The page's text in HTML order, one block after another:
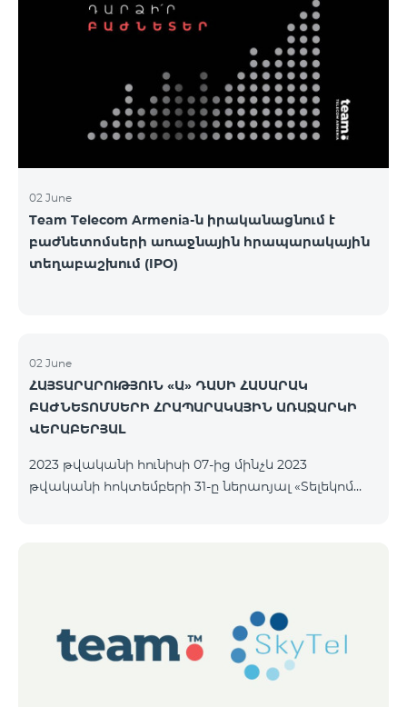
02 June
Team Telecom Armenia-ն իրականացնում է
բաժնետոմսերի առաջնային հրապարակային
տեղաբաշխում (IPO)
02 June
ՀԱՅՏԱՐԱՐՈՒԹՅՈՒՆ «Ա» ԴԱՍԻ ՀԱՍԱՐԱԿ
ԲԱԺՆԵՏՈՄՍԵՐԻ ՀՐԱՊԱՐԱԿԱՅԻՆ ԱՌԱՋԱՐԿԻ
ՎԵՐԱԲԵՐՅԱԼ
2023 թվականի հունիսի 07-ից մինչև 2023
թվականի հոկտեմբերի 31-ը ներառյալ «Տելեկոմ
«Ա» դասի հասարակ բաժնետոմսեր ՔԱՆԱԿԸ
40,000,000 հատ ՄԵԿ ԲԱԺՆԵՏՈՄՍԻ ԳԻՆԸ 206 ՀՀ
դրամ ՏԵՂԱԲԱՇԽՄԱՆ ԸՆԴՀԱՆՈՒՐ ԾԱՎԱԼԸ